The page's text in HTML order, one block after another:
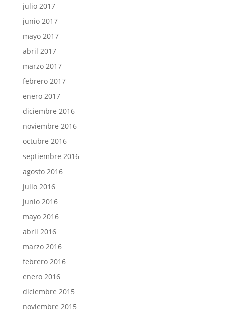
julio 2017
junio 2017
mayo 2017
abril 2017
marzo 2017
febrero 2017
enero 2017
diciembre 2016
noviembre 2016
octubre 2016
septiembre 2016
agosto 2016
julio 2016
junio 2016
mayo 2016
abril 2016
marzo 2016
febrero 2016
enero 2016
diciembre 2015
noviembre 2015